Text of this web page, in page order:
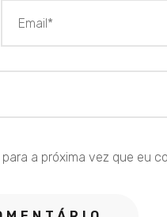
a próxima vez que eu